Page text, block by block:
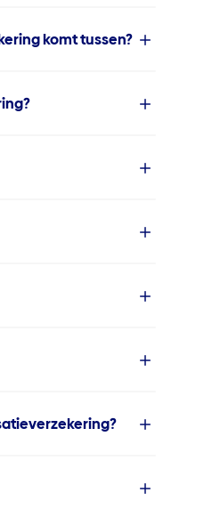
komt tussen?